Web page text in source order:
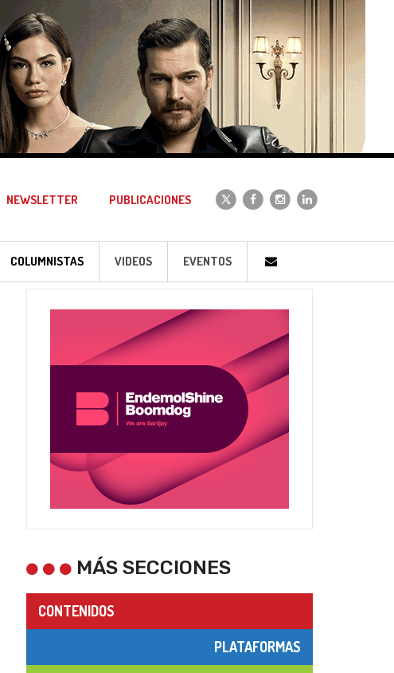
NEWSLETTER PUBLICACIONES
COLUMNISTAS VIDEOS EVENTOS
MÁS SECCIONES
CONTENIDOS
PLATAFORMAS